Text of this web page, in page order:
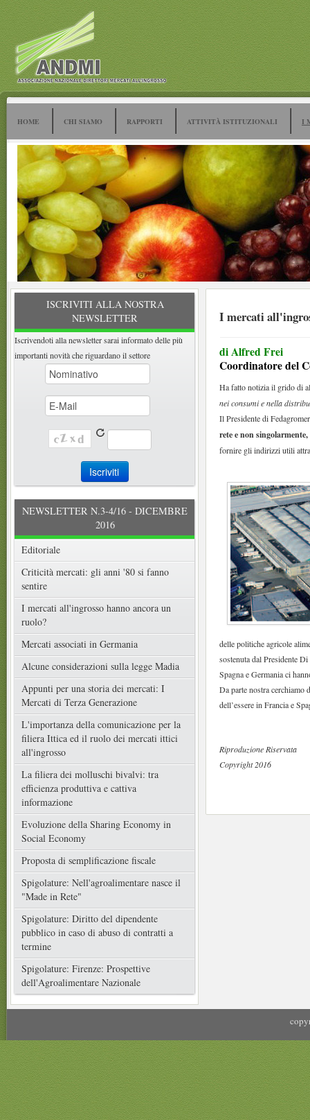
HOME CHI SIAMO RAPPORTI ATTIVITÀ ISTITUZIONALI I
ISCRIVITI ALLA NOSTRA
NEWSLETTER
Iscrivendoti alla newsletter sarai informato delle più
importanti novità che riguardano il settore
NEWSLETTER N.3-4/16 - DICEMBRE
2016
Editoriale
Criticità mercati: gli anni '80 si fanno
sentire
I mercati all'ingrosso hanno ancora un
ruolo?
Mercati associati in Germania
Alcune considerazioni sulla legge Madia
Appunti per una storia dei mercati: I
Mercati di Terza Generazione
L'importanza della comunicazione per la
filiera Ittica ed il ruolo dei mercati ittici
all'ingrosso
La filiera dei molluschi bivalvi: tra
efficienza produttiva e cattiva
informazione
Evoluzione della Sharing Economy in
Social Economy
Proposta di semplificazione fiscale
Spigolature: Nell'agroalimentare nasce il
"Made in Rete"
Spigolature: Diritto del dipendente
pubblico in caso di abuso di contratti a
termine
Spigolature: Firenze: Prospettive
dell'Agroalimentare Nazionale
I mercati
di Alfred Frei
Coordinatore del
Ha fatto notizia il grido di
nei consumi e nella
Il Presidente di
rete e non
fornire gli indirizzi utili
delle politiche agricole
sostenuta dal Presidente
Spagna e Germania ci
Da parte nostra cerchiamo
dell’essere in Francia e
Riproduzione Riservata
Copyright 2016